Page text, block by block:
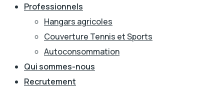
Professionnels
Hangars agricoles
Couverture Tennis et Sports
Autoconsommation
Qui sommes-nous
Recrutement